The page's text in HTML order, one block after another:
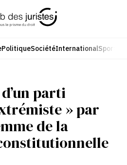
PolitiqueSociétéInternationalSport
parti
» par
de la